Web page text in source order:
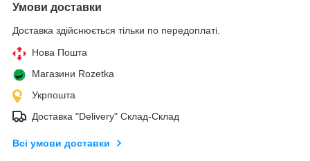
Умови доставки
Доставка здійснюється тільки по передоплаті.
Нова Пошта
Магазини Rozetka
Укрпошта
Доставка "Delivery" Склад-Склад
Всі умови доставки